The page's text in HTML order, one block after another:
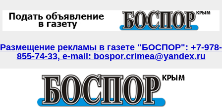
Размещение рекламы в газете "БОСПОР": +7-978-
855-74-33, e-mail: bospor.crimea@yandex.ru